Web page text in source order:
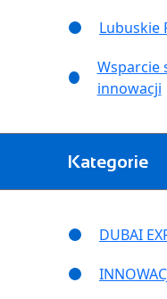
Lubuskie
Wsparcie
innowacji
Kategorie
DUBAI